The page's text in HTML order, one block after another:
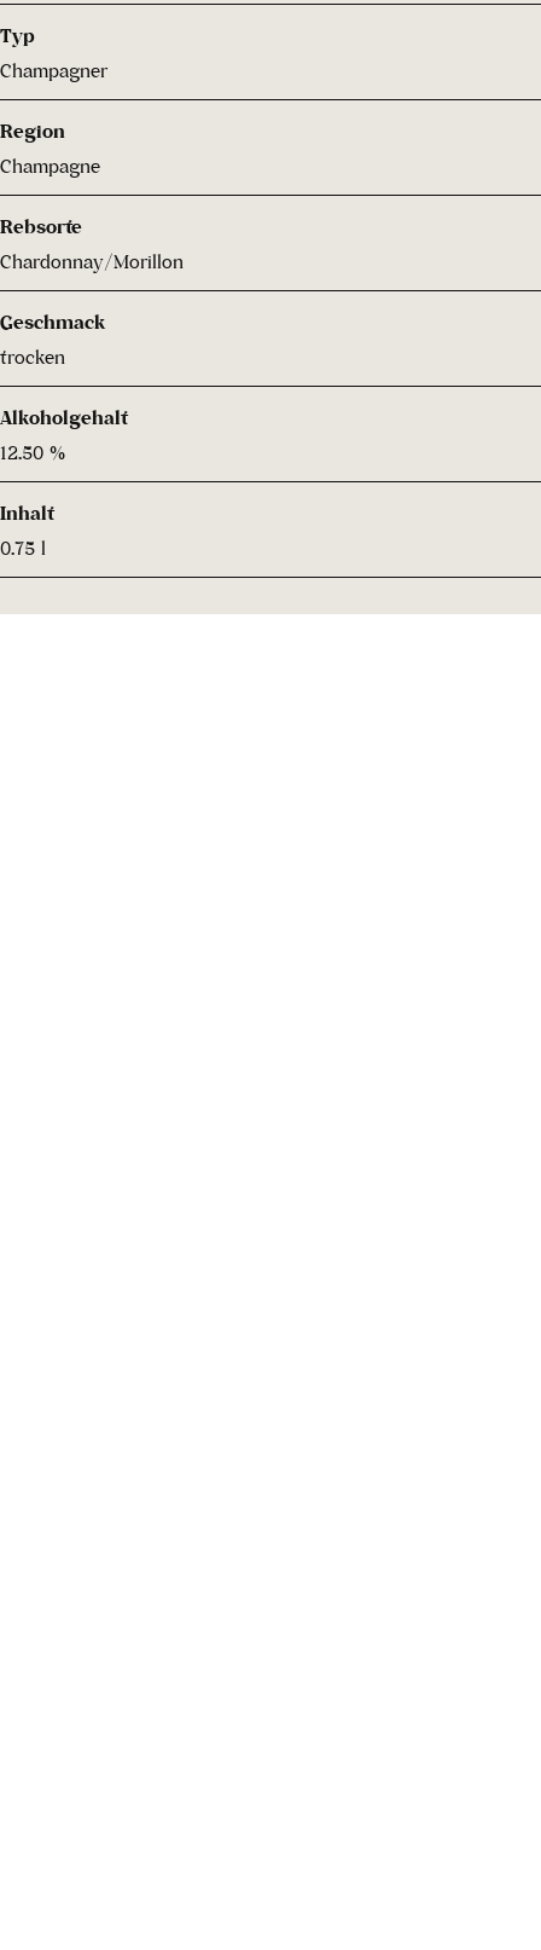
Typ
Champagner
Region
Champagne
Rebsorte
Chardonnay/Morillon
Geschmack
trocken
Alkoholgehalt
12.50 %
Inhalt
0.75 l